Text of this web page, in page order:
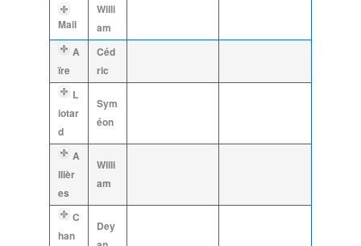
Mail
Willi
am
A
ïre
Céd
ric
L
iotar
d
Sym
éon
A
llièr
es
Willi
am
C
han
Dey